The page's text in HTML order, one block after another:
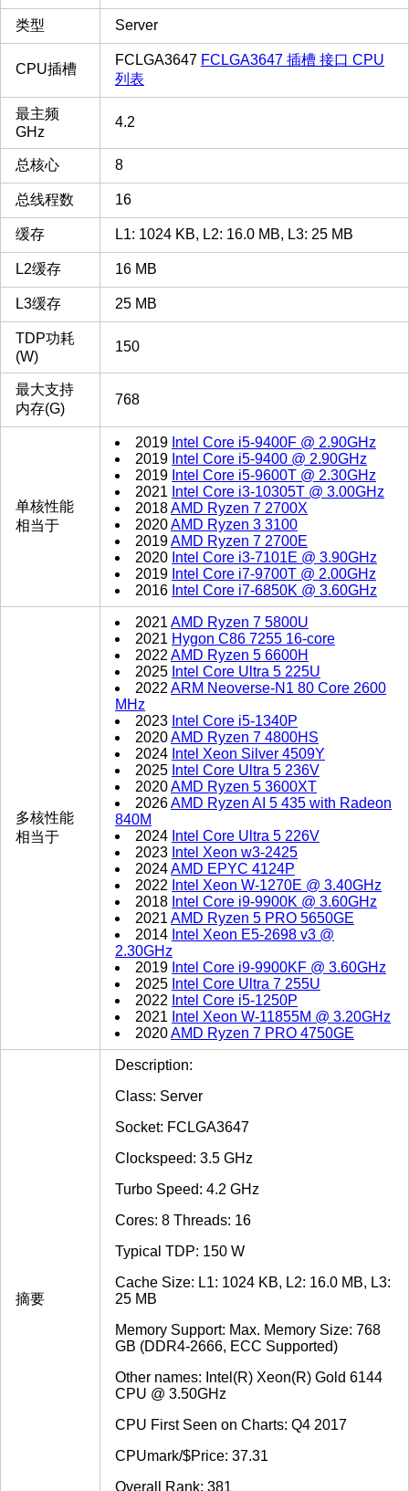
类型 Server
CPU插槽
FCLGA3647 FCLGA3647 插槽 接口 CPU
列表
最主频
GHz
4.2
总核心 8
总线程数 16
缓存 L1: 1024 KB, L2: 16.0 MB, L3: 25 MB
L2缓存 16 MB
L3缓存 25 MB
TDP功耗
(W)
150
最大支持
内存(G)
768
单核性能
相当于
2019 Intel Core i5-9400F @ 2.90GHz
2019 Intel Core i5-9400 @ 2.90GHz
2019 Intel Core i5-9600T @ 2.30GHz
2021 Intel Core i3-10305T @ 3.00GHz
2018AMD Ryzen 7 2700X
2020AMD Ryzen 3 3100
2019AMD Ryzen 7 2700E
2020 Intel Core i3-7101E @ 3.90GHz
2019 Intel Core i7-9700T @ 2.00GHz
2016 Intel Core i7-6850K @ 3.60GHz
多核性能
相当于
2021AMD Ryzen 7 5800U
2021 Hygon C86 7255 16-core
2022AMD Ryzen 5 6600H
2025 Intel Core Ultra 5 225U
2022ARM Neoverse-N1 80 Core 2600
MHz
2023 Intel Core i5-1340P
2020AMD Ryzen 7 4800HS
2024 Intel Xeon Silver 4509Y
2025 Intel Core Ultra 5 236V
2020AMD Ryzen 5 3600XT
2026AMD Ryzen AI 5 435 with Radeon
840M
2024 Intel Core Ultra 5 226V
2023 Intel Xeon w3-2425
2024AMD EPYC 4124P
2022 Intel Xeon W-1270E @ 3.40GHz
2018 Intel Core i9-9900K @ 3.60GHz
2021AMD Ryzen 5 PRO 5650GE
2014 Intel Xeon E5-2698 v3 @
2.30GHz
2019 Intel Core i9-9900KF @ 3.60GHz
2025 Intel Core Ultra 7 255U
2022 Intel Core i5-1250P
2021 Intel Xeon W-11855M @ 3.20GHz
2020AMD Ryzen 7 PRO 4750GE
摘要
Description:
Class: Server
Socket: FCLGA3647
Clockspeed: 3.5 GHz
Turbo Speed: 4.2 GHz
Cores: 8 Threads: 16
Typical TDP: 150 W
Cache Size: L1: 1024 KB, L2: 16.0 MB, L3:
25 MB
Memory Support: Max. Memory Size: 768
GB (DDR4-2666, ECC Supported)
Other names: Intel(R) Xeon(R) Gold 6144
CPU @ 3.50GHz
CPU First Seen on Charts: Q4 2017
CPUmark/$Price: 37.31
Overall Rank: 381